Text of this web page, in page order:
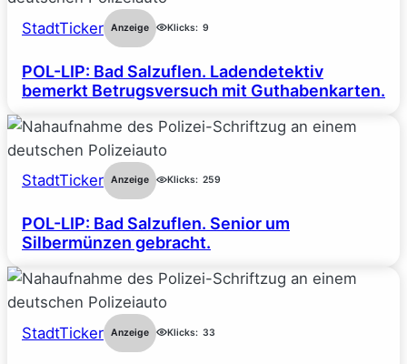
StadtTicker Anzeige Klicks: 9
POL-LIP: Bad Salzuflen. Ladendetektiv
bemerkt Betrugsversuch mit Guthabenkarten.
StadtTicker Anzeige Klicks: 259
POL-LIP: Bad Salzuflen. Senior um
Silbermünzen gebracht.
StadtTicker Anzeige Klicks: 33